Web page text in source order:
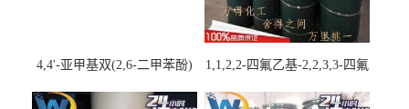
4,4'-亚甲基双(2,6-二甲苯酚)
1,1,2,2-四氟乙基-2,2,3,3-四氟